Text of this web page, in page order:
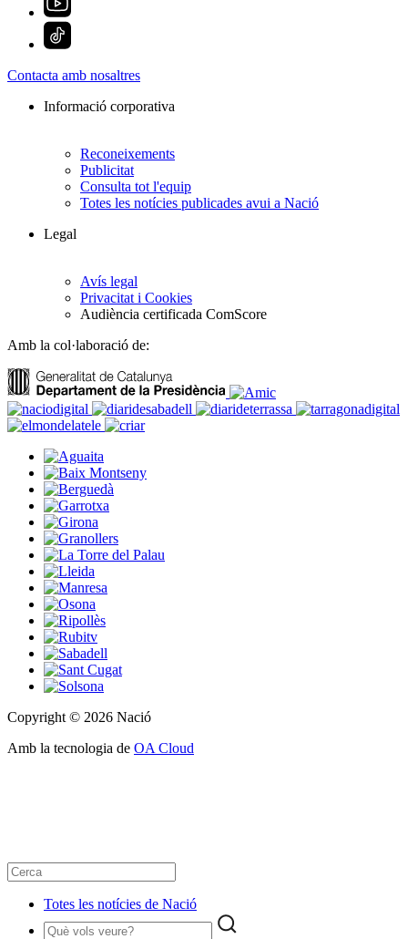
Contacta amb nosaltres
Informació corporativa
Reconeixements
Publicitat
Consulta tot l'equip
Totes les notícies publicades avui a Nació
Legal
Avís legal
Privacitat i Cookies
Audiència certificada ComScore
Amb la col·laboració de:
Copyright © 2026 Nació
Amb la tecnologia de OA Cloud
Totes les notícies de Nació